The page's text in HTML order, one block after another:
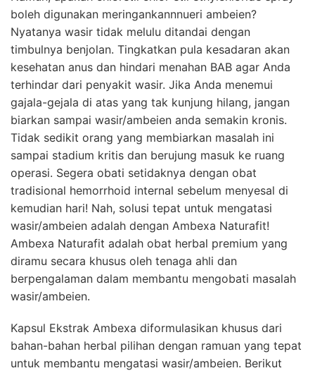
boleh digunakan meringankannnueri ambeien?
Nyatanya wasir tidak melulu ditandai dengan
timbulnya benjolan. Tingkatkan pula kesadaran akan
kesehatan anus dan hindari menahan BAB agar Anda
terhindar dari penyakit wasir. Jika Anda menemui
gajala-gejala di atas yang tak kunjung hilang, jangan
biarkan sampai wasir/ambeien anda semakin kronis.
Tidak sedikit orang yang membiarkan masalah ini
sampai stadium kritis dan berujung masuk ke ruang
operasi. Segera obati setidaknya dengan obat
tradisional hemorrhoid internal sebelum menyesal di
kemudian hari! Nah, solusi tepat untuk mengatasi
wasir/ambeien adalah dengan Ambexa Naturafit!
Ambexa Naturafit adalah obat herbal premium yang
diramu secara khusus oleh tenaga ahli dan
berpengalaman dalam membantu mengobati masalah
wasir/ambeien.
Kapsul Ekstrak Ambexa diformulasikan khusus dari
bahan-bahan herbal pilihan dengan ramuan yang tepat
untuk membantu mengatasi wasir/ambeien. Berikut